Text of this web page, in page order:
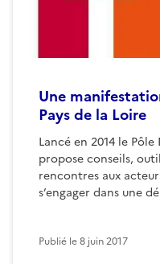
Une
Pays de la Loire
Lancé en 2014 le
propose conseils,
rencontres aux
s’engager dans une
Publié le8 juin 2017